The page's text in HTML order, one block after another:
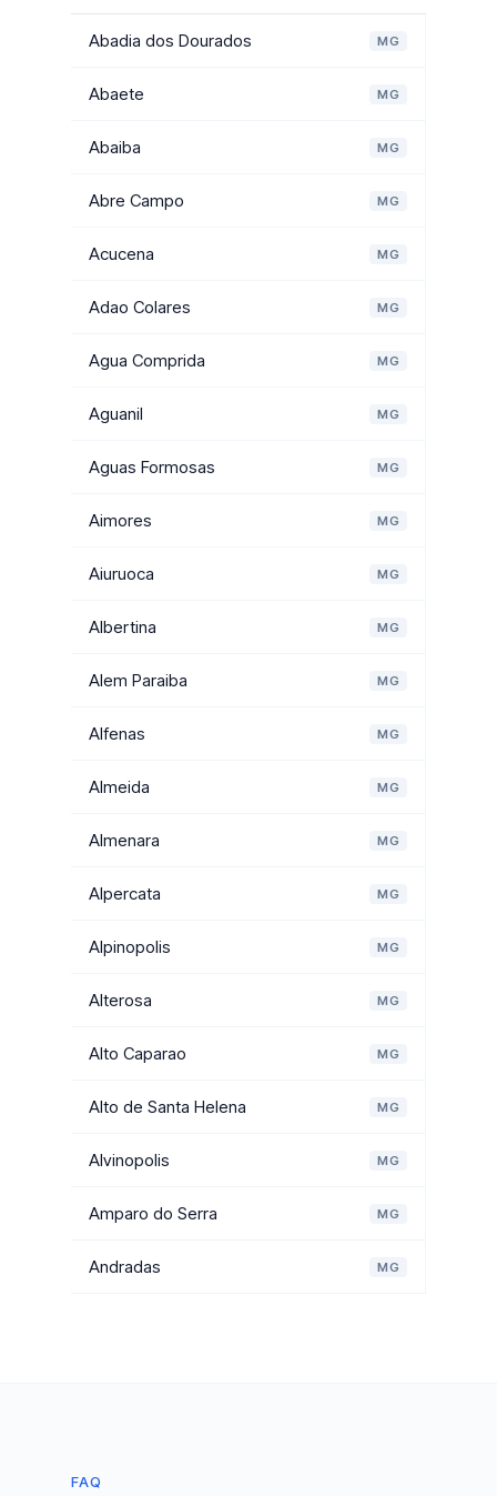
Abadia dos Dourados MG
Abaete MG
Abaiba MG
Abre Campo MG
Acucena MG
Adao Colares MG
Agua Comprida MG
Aguanil MG
Aguas Formosas MG
Aimores MG
Aiuruoca MG
Albertina MG
Alem Paraiba MG
Alfenas MG
Almeida MG
Almenara MG
Alpercata MG
Alpinopolis MG
Alterosa MG
Alto Caparao MG
Alto de Santa Helena MG
Alvinopolis MG
Amparo do Serra MG
Andradas MG
FAQ